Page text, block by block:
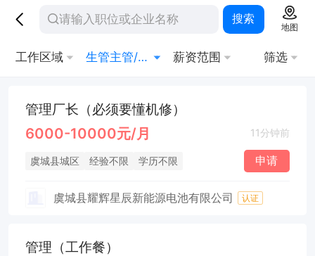
搜索
地图
工作区域 生管主管/督导 薪资范围 筛选
管理厂长（必须要懂机修）
6000-10000元/月 11分钟前
虞城县城区 经验不限 学历不限 申请
虞城县耀辉星辰新能源电池有限公司 认证
管理（工作餐）